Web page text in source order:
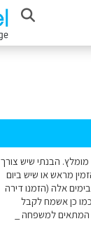
הבנתי שיש צורך
מראש או שיש ביום
אלה (הזמנו דירה
כן אשמח לקבל
המתאים למשפחה _